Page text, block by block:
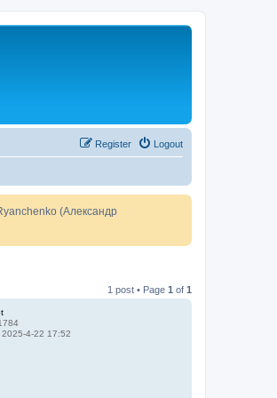
Logout
Register
(Александр
1 post • Page 1 of 1
2025-4-22 17:52